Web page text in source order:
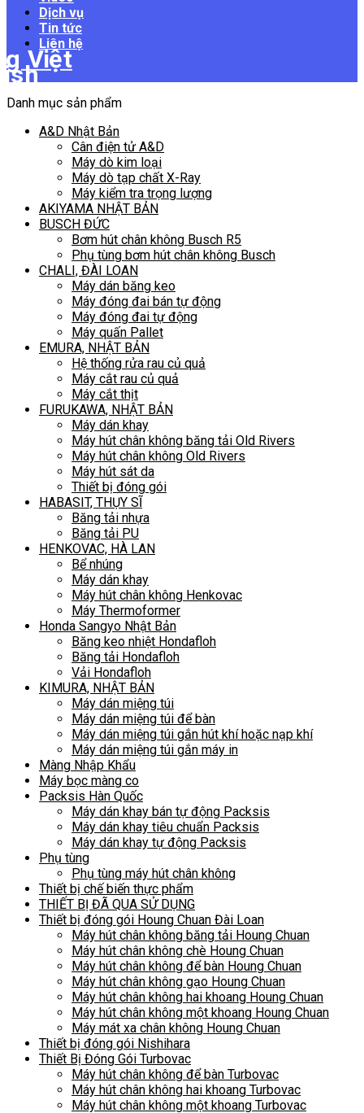
Dịch vụ
Tin tức
Liên hệ
Danh mục sản phẩm
A&D Nhật Bản
Cân điện tử A&D
Máy dò kim loại
Máy dò tạp chất X-Ray
Máy kiểm tra trọng lượng
AKIYAMA NHẬT BẢN
BUSCH ĐỨC
Bơm hút chân không Busch R5
Phụ tùng bơm hút chân không Busch
CHALI, ĐÀI LOAN
Máy dán băng keo
Máy đóng đai bán tự động
Máy đóng đai tự động
Máy quấn Pallet
EMURA, NHẬT BẢN
Hệ thống rửa rau củ quả
Máy cắt rau củ quả
Máy cắt thịt
FURUKAWA, NHẬT BẢN
Máy dán khay
Máy hút chân không băng tải Old Rivers
Máy hút chân không Old Rivers
Máy hút sát da
Thiết bị đóng gói
HABASIT, THỤY SĨ
Băng tải nhựa
Băng tải PU
HENKOVAC, HÀ LAN
Bể nhúng
Máy dán khay
Máy hút chân không Henkovac
Máy Thermoformer
Honda Sangyo Nhật Bản
Băng keo nhiệt Hondafloh
Băng tải Hondafloh
Vải Hondafloh
KIMURA, NHẬT BẢN
Máy dán miệng túi
Máy dán miệng túi để bàn
Máy dán miệng túi gắn hút khí hoặc nạp khí
Máy dán miệng túi gắn máy in
Màng Nhập Khẩu
Máy bọc màng co
Packsis Hàn Quốc
Máy dán khay bán tự động Packsis
Máy dán khay tiêu chuẩn Packsis
Máy dán khay tự động Packsis
Phụ tùng
Phụ tùng máy hút chân không
Thiết bị chế biến thực phẩm
THIẾT BỊ ĐÃ QUA SỬ DỤNG
Thiết bị đóng gói Houng Chuan Đài Loan
Máy hút chân không băng tải Houng Chuan
Máy hút chân không chè Houng Chuan
Máy hút chân không để bàn Houng Chuan
Máy hút chân không gạo Houng Chuan
Máy hút chân không hai khoang Houng Chuan
Máy hút chân không một khoang Houng Chuan
Máy mát xa chân không Houng Chuan
Thiết bị đóng gói Nishihara
Thiết Bị Đóng Gói Turbovac
Máy hút chân không để bàn Turbovac
Máy hút chân không hai khoang Turbovac
Máy hút chân không một khoang Turbovac